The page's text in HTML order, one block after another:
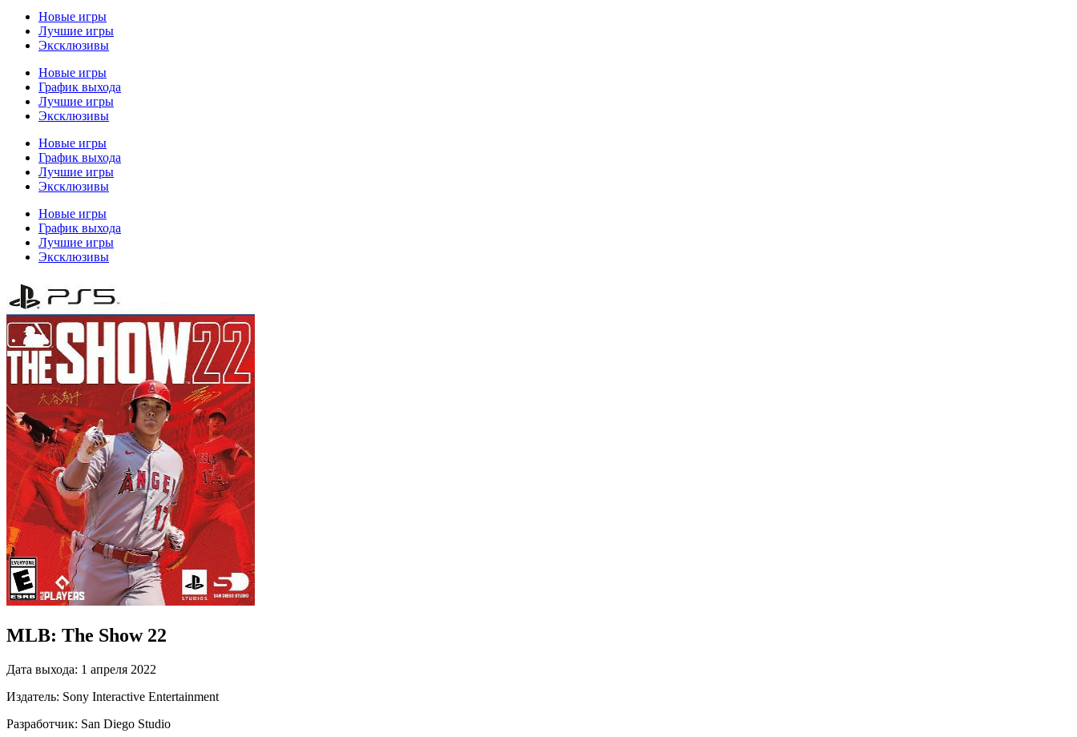
Новые игры
Лучшие игры
Эксклюзивы
Новые игры
График выхода
Лучшие игры
Эксклюзивы
Новые игры
График выхода
Лучшие игры
Эксклюзивы
Новые игры
График выхода
Лучшие игры
Эксклюзивы
MLB: The Show 22
Дата выхода: 1 апреля 2022
Издатель: Sony Interactive Entertainment
Разработчик: San Diego Studio